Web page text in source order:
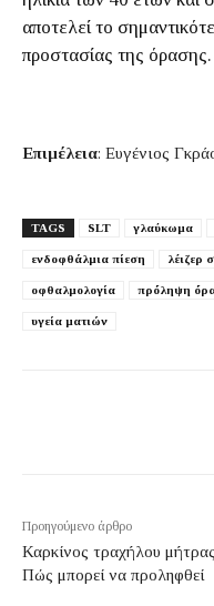
αποτελεί το
προστασίας της όρασης.
Επιμέλεια: Ευγένιος
TAGS SLT γλαύκωμα
ενδοφθάλμια πίεση λέιζερ
οφθαλμολογία πρόληψη
υγεία ματιών
Προηγούμενο άρθρο
Καρκίνος τραχήλου
Πώς μπορεί να προληφθεί